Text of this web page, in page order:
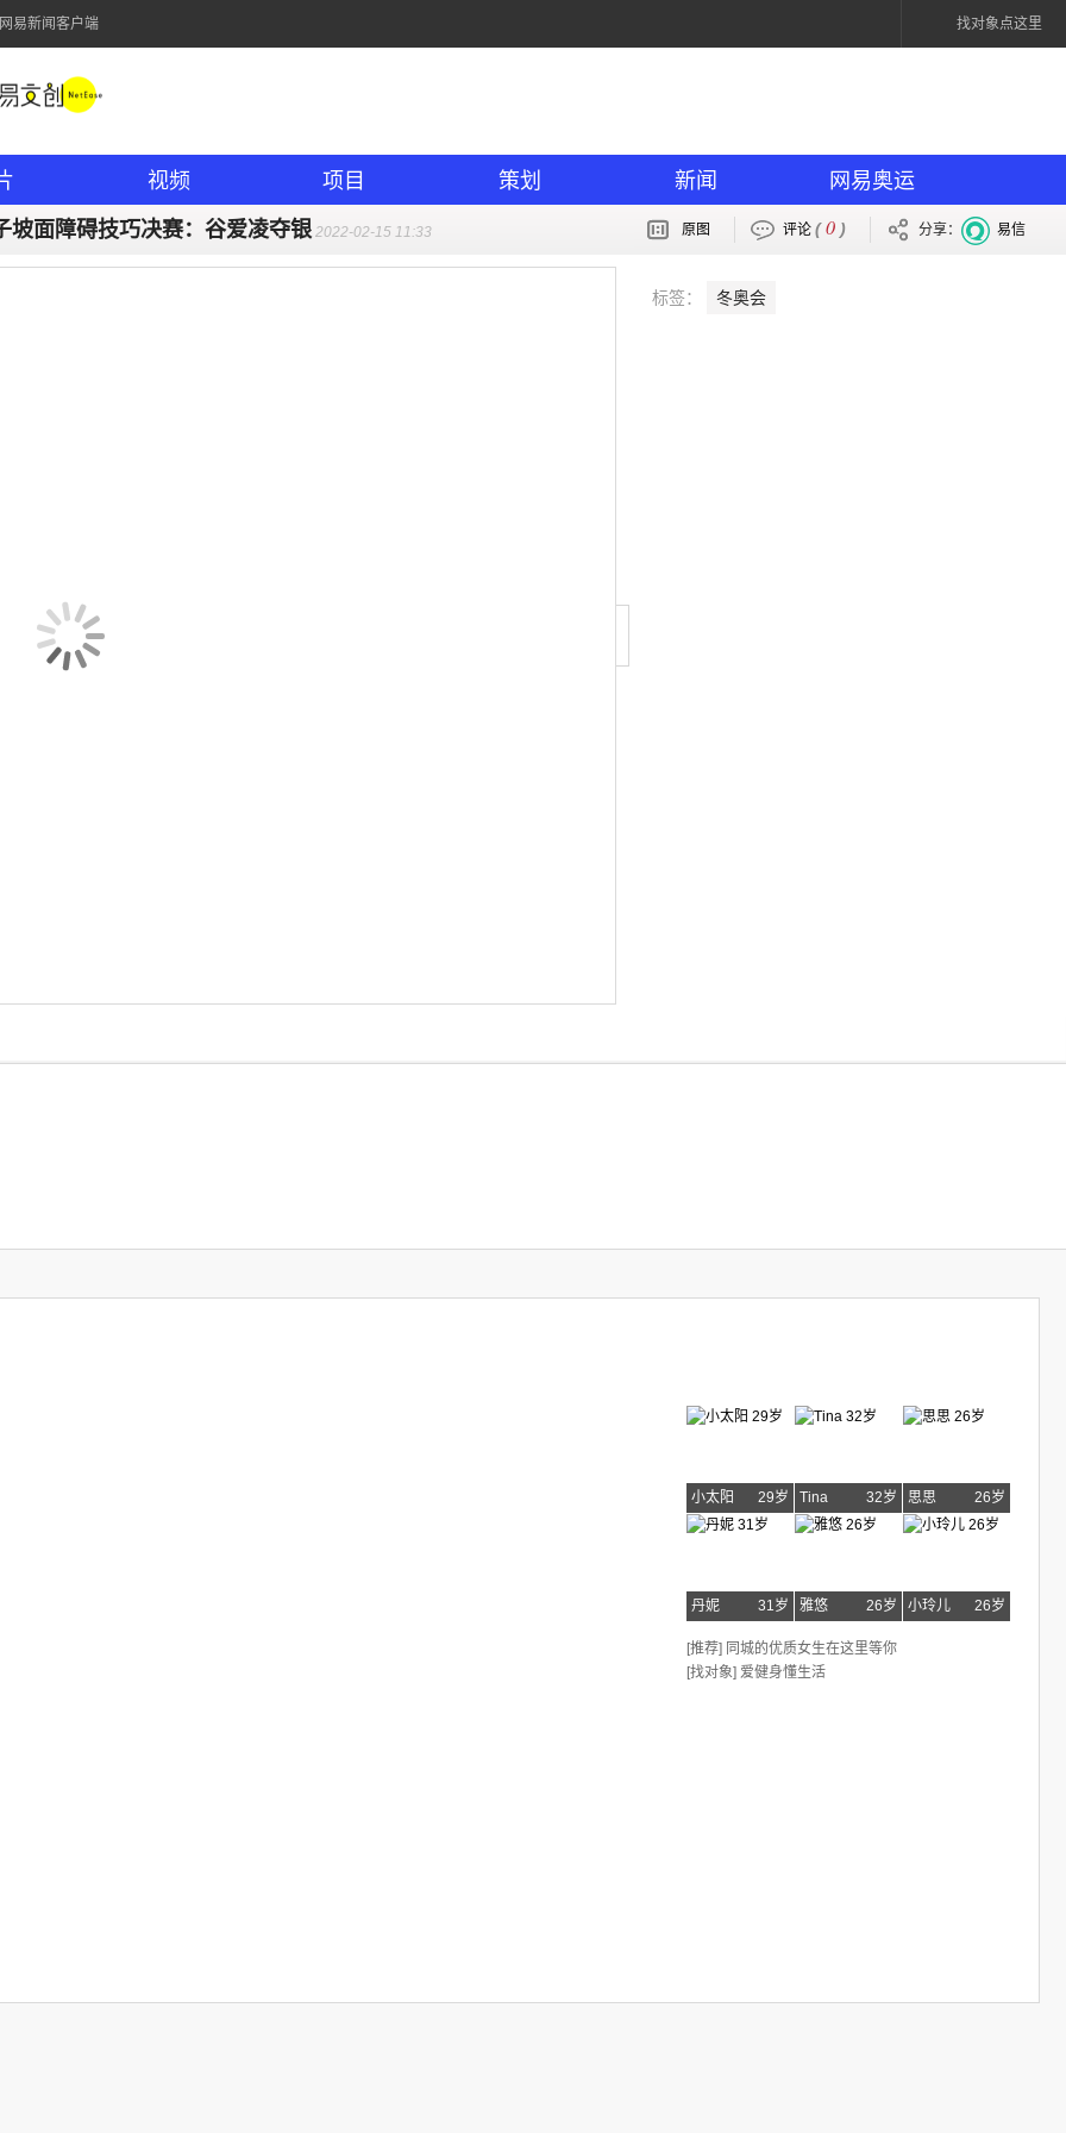
易新闻客户端 找对象点这里
视频 项目 策划 新闻 网易奥运
坡面障碍技巧决赛：谷爱凌夺银 2022-02-15 11:33 原图 评论 (0 ) 分享： 易信
标签： 冬奥会
小太阳 29岁 Tina 32岁 思思 26岁
丹妮 31岁 雅悠 26岁 小玲儿 26岁
[推荐] 同城的优质女生在这里等你
[找对象] 爱健身懂生活